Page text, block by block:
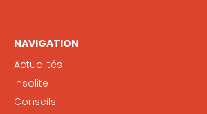
NAVIGATION
Actualités
Insolite
Conseils